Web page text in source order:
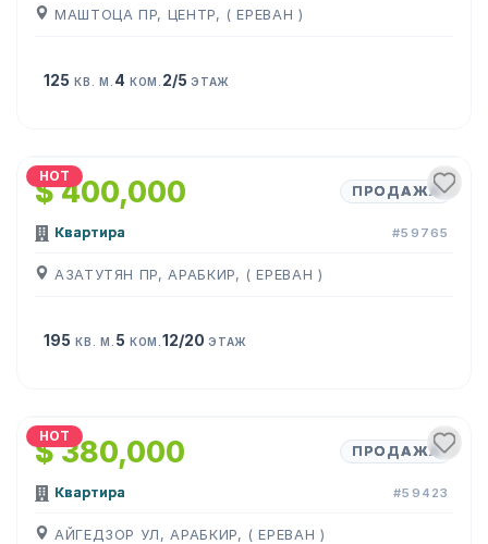
МАШТОЦА ПР, ЦЕНТР, ( ЕРЕВАН )
125 КВ. М. 4 КОМ. 2/5ЭТАЖ
HOT
$ 400,000 ПРОДАЖА
Квартира #59765
АЗАТУТЯН ПР, АРАБКИР, ( ЕРЕВАН )
195 КВ. М. 5 КОМ.12/20ЭТАЖ
HOT
$ 380,000 ПРОДАЖА
Квартира #59423
АЙГЕДЗОР УЛ, АРАБКИР, ( ЕРЕВАН )